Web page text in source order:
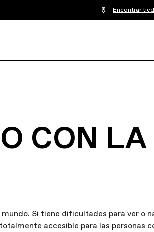
Encontrar
CON LA
Si tiene dificultades para ver o
accesible para las personas